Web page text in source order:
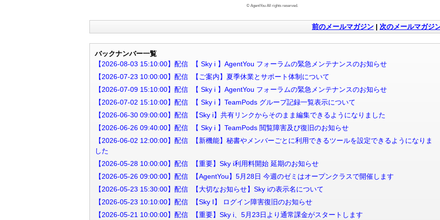
©️ AgentYou All rights reserved.
前のメールマガジン | 次のメールマガジ
バックナンバー一覧
【2026-08-03 15:10:00】配信 【 Sky i 】AgentYou フォーラムの緊急メンテナンスのお知らせ
【2026-07-23 10:00:00】配信 【ご案内】夏季休業とサポート体制について
【2026-07-09 15:10:00】配信 【 Sky i 】AgentYou フォーラムの緊急メンテナンスのお知らせ
【2026-07-02 15:10:00】配信 【 Sky i 】TeamPods グループ記録一覧表示について
【2026-06-30 09:00:00】配信 【Sky i】共有リンクからそのまま編集できるようになりました
【2026-06-26 09:40:00】配信 【 Sky i 】TeamPods 閲覧障害及び復旧のお知らせ
【2026-06-02 12:00:00】配信 【新機能】秘書やメンバーごとに利用できるツールを設定できるようになりま
した
【2026-05-28 10:00:00】配信 【重要】Sky i利用料開始 延期のお知らせ
【2026-05-26 09:00:00】配信 【AgentYou】5月28日 今週のゼミはオープンクラスで開催します
【2026-05-23 15:30:00】配信 【大切なお知らせ】Sky iの表示名について
【2026-05-23 10:10:00】配信 【Sky I】 ログイン障害復旧のお知らせ
【2026-05-21 10:00:00】配信 【重要】Sky i、5月23日より通常課金がスタートします